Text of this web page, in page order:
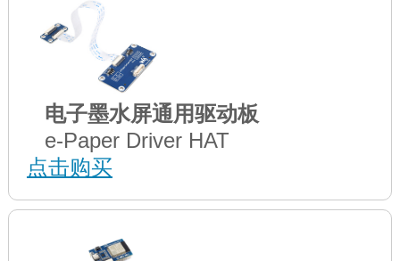
电子墨水屏通用驱动板
e-Paper Driver HAT
点击购买